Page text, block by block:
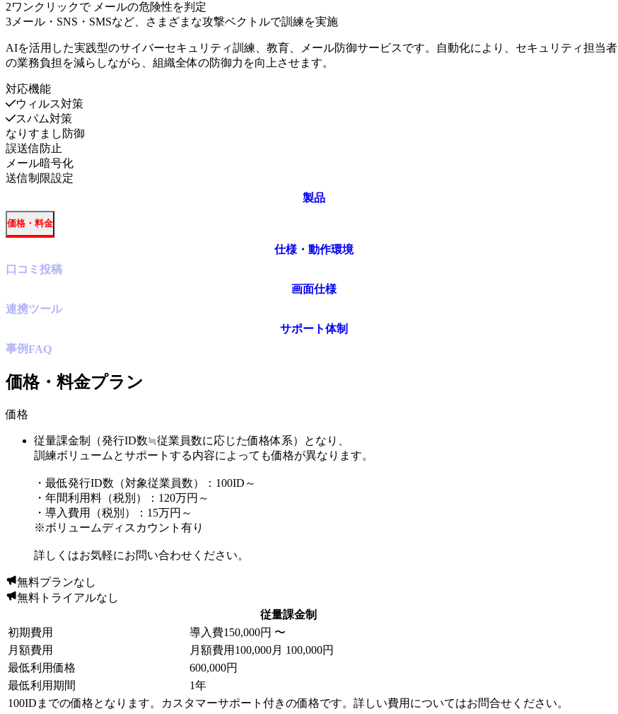
2ワンクリックで メールの危険性を判定
3メール・SNS・SMSなど、さまざまな攻撃ベクトルで訓練を実施
AIを活用した実践型のサイバーセキュリティ訓練、教育、メール防御サービスです。自動化により、セキュリティ担当者
の業務負担を減らしながら、組織全体の防御力を向上させます。
対応機能
ウィルス対策
スパム対策
なりすまし防御
誤送信防止
メール暗号化
送信制限設定
製品
価格・料金
仕様・動作環境
口コミ 投稿
画面仕様
連携ツール
サポート体制
事例FAQ
価格・料金プラン
価格
従量課金制（発行ID数≒従業員数に応じた価格体系）となり、
訓練ボリュームとサポートする内容によっても価格が異なります。
・最低発行ID数（対象従業員数）：100ID～
・年間利用料（税別）：120万円～
・導入費用（税別）：15万円～
※ボリュームディスカウント有り
詳しくはお気軽にお問い合わせください。
無料プランなし
無料トライアルなし
従量課金制
初期費用
導入費150,000円 〜
月額費用
月額費用 100,000月 100,000円
最低利用価格
600,000円
最低利用期間
1年
100IDまでの価格となります。カスタマーサポート付きの価格です。詳しい費用についてはお問合せください。